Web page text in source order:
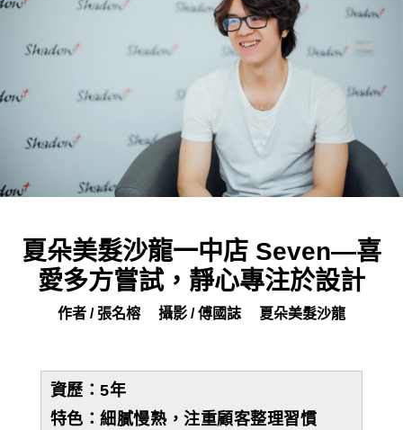
夏朵美髮沙龍一中店 Seven—喜
愛多方嘗試，靜心專注於設計
作者 / 張名榕 攝影 / 傅國誌 夏朵美髮沙龍
資歷：5年
特色：細膩慢熟，注重顧客整理習慣